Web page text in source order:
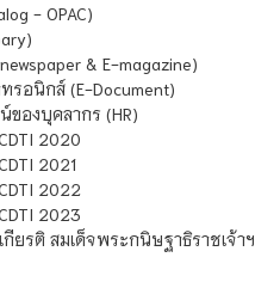
- OPAC)
& E-magazine)
รอนิกส์ (E-Document)
องบุคลากร (HR)
2020
2021
2022
2023
ยรติ สมเด็จพระกนิษฐาธิราชเจ้าฯ